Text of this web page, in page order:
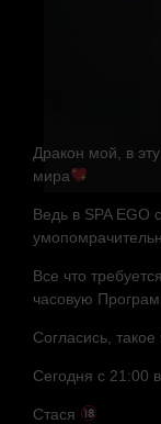
Дракон мой, в
мира
Ведь в SPA EGO
Все что
часовую
Согласись,
Сегодня с 21:00
Стася